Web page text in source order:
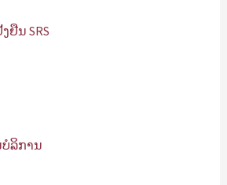
ນ SRS
ລິການ